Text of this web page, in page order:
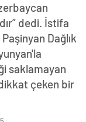
dedi. İstifa
Dağlık
saklamayan
çeken bir